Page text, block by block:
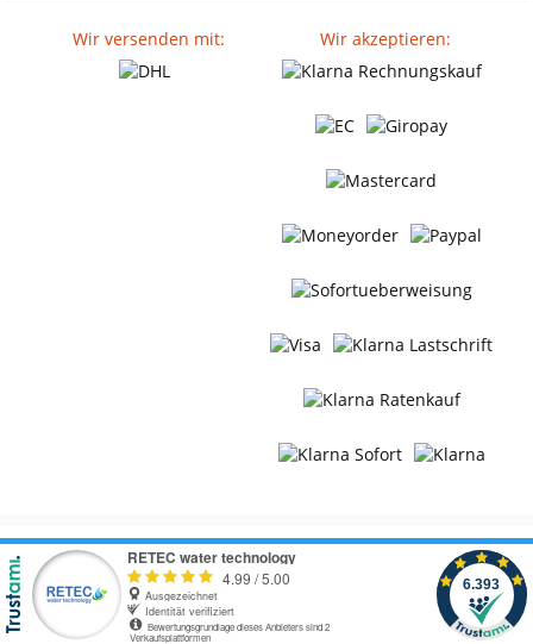
Wir versenden mit: Wir akzeptieren: